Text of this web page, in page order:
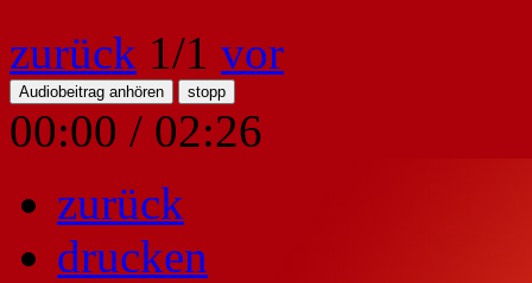
zurück 1/1 vor
Audiobeitrag anhören stopp
00:00 / 02:26
zurück
drucken